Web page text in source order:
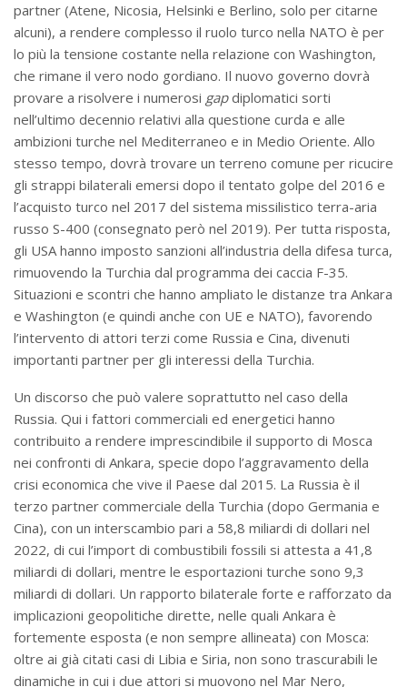
partner (Atene, Nicosia, Helsinki e Berlino, solo per citarne
alcuni), a rendere complesso il ruolo turco nella NATO è per
lo più la tensione costante nella relazione con Washington,
che rimane il vero nodo gordiano. Il nuovo governo dovrà
provare a risolvere i numerosi gapdiplomatici sorti
nell’ultimo decennio relativi alla questione curda e alle
ambizioni turche nel Mediterraneo e in Medio Oriente. Allo
stesso tempo, dovrà trovare un terreno comune per ricucire
gli strappi bilaterali emersi dopo il tentato golpe del 2016 e
l’acquisto turco nel 2017 del sistema missilistico terra-aria
russo S-400 (consegnato però nel 2019). Per tutta risposta,
gli USA hanno imposto sanzioni all’industria della difesa turca,
rimuovendo la Turchia dal programma dei caccia F-35.
Situazioni e scontri che hanno ampliato le distanze tra Ankara
e Washington (e quindi anche con UE e NATO), favorendo
l’intervento di attori terzi come Russia e Cina, divenuti
importanti partner per gli interessi della Turchia.
Un discorso che può valere soprattutto nel caso della
Russia. Qui i fattori commerciali ed energetici hanno
contribuito a rendere imprescindibile il supporto di Mosca
nei confronti di Ankara, specie dopo l’aggravamento della
crisi economica che vive il Paese dal 2015. La Russia è il
terzo partner commerciale della Turchia (dopo Germania e
Cina), con un interscambio pari a 58,8 miliardi di dollari nel
2022, di cui l’import di combustibili fossili si attesta a 41,8
miliardi di dollari, mentre le esportazioni turche sono 9,3
miliardi di dollari. Un rapporto bilaterale forte e rafforzato da
implicazioni geopolitiche dirette, nelle quali Ankara è
fortemente esposta (e non sempre allineata) con Mosca:
oltre ai già citati casi di Libia e Siria, non sono trascurabili le
dinamiche in cui i due attori si muovono nel Mar Nero,